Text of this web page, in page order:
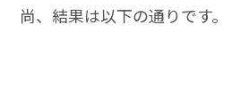
尚、結果は以下の通りです。